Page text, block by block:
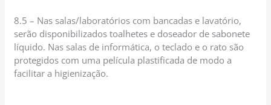
8.5 – Nas salas/laboratórios com bancadas e lavatório,
serão disponibilizados toalhetes e doseador de sabonete
líquido. Nas salas de informática, o teclado e o rato são
protegidos com uma película plastificada de modo a
facilitar a higienização.